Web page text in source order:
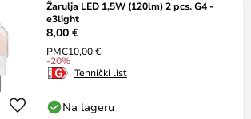
Žarulja LED 1,5W (120lm) 2 pcs. G4 -
e3light
8,00 €
PMC10,00 €
-20%
Tehnički list
Na lageru